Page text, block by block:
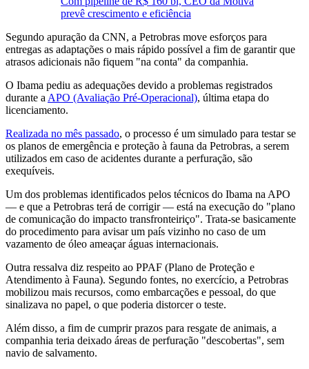
prevê crescimento e eficiência
Segundo apuração da CNN, a Petrobras move esforços para
entregas as adaptações o mais rápido possível a fim de garantir que
atrasos adicionais não fiquem "na conta" da companhia.
O Ibama pediu as adequações devido a problemas registrados
durante a APO (Avaliação Pré-Operacional), última etapa do
licenciamento.
Realizada no mês passado, o processo é um simulado para testar se
os planos de emergência e proteção à fauna da Petrobras, a serem
utilizados em caso de acidentes durante a perfuração, são
exequíveis.
Um dos problemas identificados pelos técnicos do Ibama na APO
— e que a Petrobras terá de corrigir — está na execução do "plano
de comunicação do impacto transfronteiriço". Trata-se basicamente
do procedimento para avisar um país vizinho no caso de um
vazamento de óleo ameaçar águas internacionais.
Outra ressalva diz respeito ao PPAF (Plano de Proteção e
Atendimento à Fauna). Segundo fontes, no exercício, a Petrobras
mobilizou mais recursos, como embarcações e pessoal, do que
sinalizava no papel, o que poderia distorcer o teste.
Além disso, a fim de cumprir prazos para resgate de animais, a
companhia teria deixado áreas de perfuração "descobertas", sem
navio de salvamento.